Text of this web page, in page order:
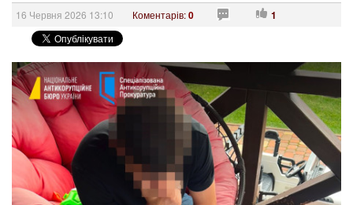
16 Червня 2026 13:10 Коментарів:0 1